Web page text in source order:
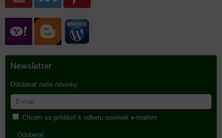
Newsletter
Odoberať naše novinky:
Chcem sa prihlásiť k odberu noviniek e-mailom
Odoberať